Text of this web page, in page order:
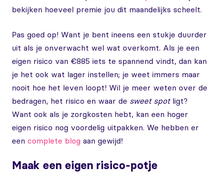
bekijken hoeveel premie jou dit maandelijks scheelt.
Pas goed op! Want je bent ineens een stukje duurder
uit als je onverwacht wel wat overkomt. Als je een
eigen risico van €885 iets te spannend vindt, dan kan
je het ook wat lager instellen; je weet immers maar
nooit hoe het leven loopt! Wil je meer weten over de
bedragen, het risico en waar de sweet spotligt?
Want ook als je zorgkosten hebt, kan een hoger
eigen risico nog voordelig uitpakken. We hebben er
een complete blog aan gewijd!
Maak een eigen risico-potje